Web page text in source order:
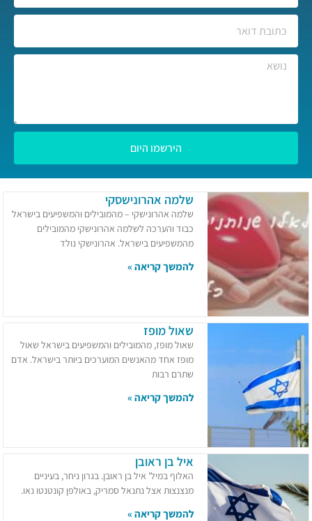
הירשמו היום
שלמה אהרונישסקי
שלמה אהרונישקי – מהמובילים והמשפיעים בישראל
כבוד והערכה לשלמה אהרונישקי מהמובילים
מהמשפיעים בישראל. אהרונישקי נולד
להמשך קריאה »
שאול מופז
שאול מופז, מהמובילים והמשפיעים בישראל שאול
מופז אחד מהאנשים המוערכים ביותר בישראל. אדם
שתרם רבות
להמשך קריאה »
איל בן ראובן
האלוף במיל' איל בן ראובן. בגרון ניחר, בעיניים
מנצנצות אצל נתנאל סמריק, באולפן קונטנטו נאו.
להמשך קריאה »